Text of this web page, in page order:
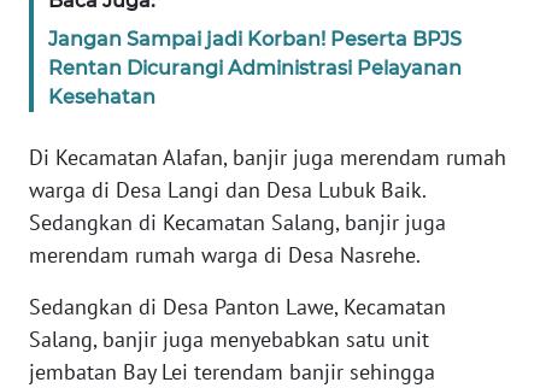
Jangan Sampai jadi Korban! Peserta BPJS
Rentan Dicurangi Administrasi Pelayanan
Kesehatan
Di Kecamatan Alafan, banjir juga merendam rumah
warga di Desa Langi dan Desa Lubuk Baik.
Sedangkan di Kecamatan Salang, banjir juga
merendam rumah warga di Desa Nasrehe.
Sedangkan di Desa Panton Lawe, Kecamatan
Salang, banjir juga menyebabkan satu unit
jembatan Bay Lei terendam banjir sehingga
WN
NTT
KEPRI
WN
PAPUA
WN
PAPUA
BARAT